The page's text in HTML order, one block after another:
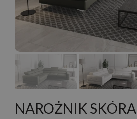
NAROŻNIK SKÓRA